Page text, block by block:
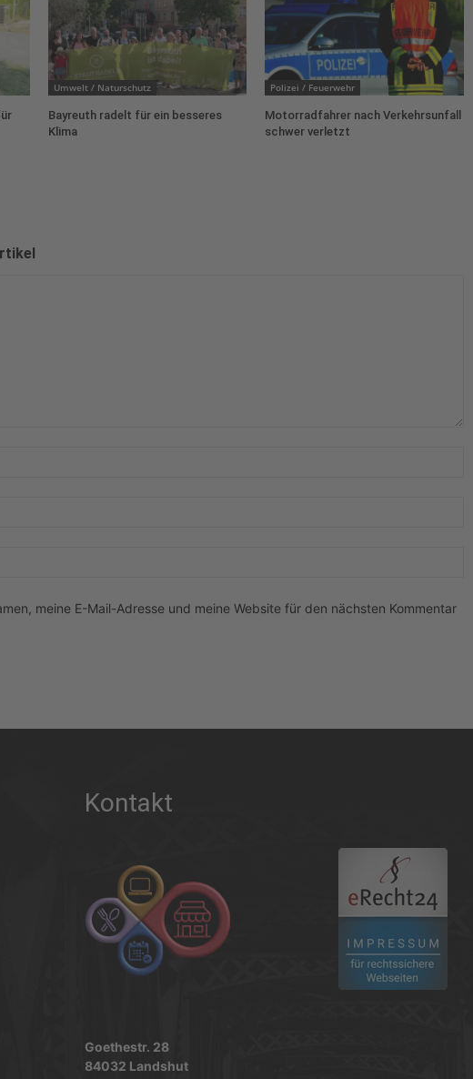
Umwelt / Naturschutz
Bayreuth radelt für ein besseres
Klima
Polizei / Feuerwehr
Motorradfahrer nach Verkehrsunfall
schwer verletzt
meine E-Mail-Adresse und meine Website für den nächsten Kommentar
Kontakt
Goethestr. 28
84032 Landshut